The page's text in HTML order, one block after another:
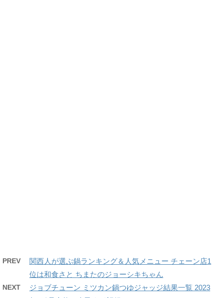
PREV
関西人が選ぶ鍋ランキング＆人気メニュー チェーン店1
位は和食さと ちまたのジョーシキちゃん
NEXT
ジョブチューン ミツカン鍋つゆジャッジ結果一覧 2023